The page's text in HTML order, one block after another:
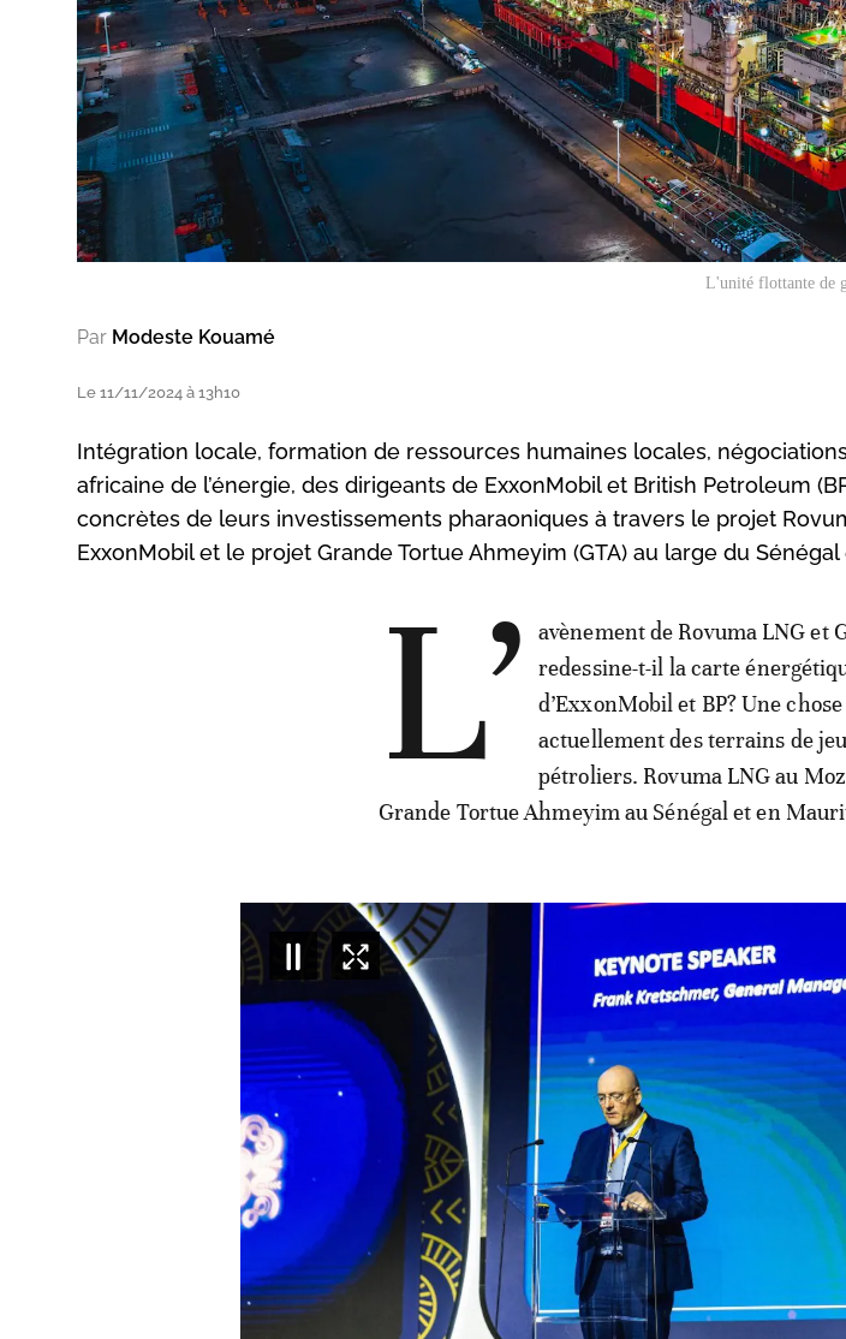
L'unité flottante de
Par Modeste Kouamé
Le 11/11/2024 à 13h10
Intégration locale, formation de ressources humaines locales,
africaine de l’énergie, des dirigeants de ExxonMobil et British Petroleum
concrètes de leurs investissements pharaoniques à travers le projet
ExxonMobil et le projet Grande Tortue Ahmeyim (GTA) au large du
L’
avènement de Rovuma LNG et
redessine-t-il la carte
d’ExxonMobil et BP? Une
actuellement des terrains de
pétroliers. Rovuma LNG au
Grande Tortue Ahmeyim au Sénégal et en